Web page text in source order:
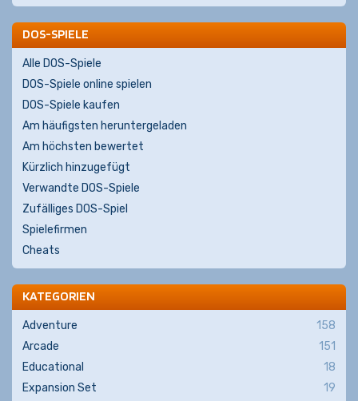
DOS-SPIELE
Alle DOS-Spiele
DOS-Spiele online spielen
DOS-Spiele kaufen
Am häufigsten heruntergeladen
Am höchsten bewertet
Kürzlich hinzugefügt
Verwandte DOS-Spiele
Zufälliges DOS-Spiel
Spielefirmen
Cheats
KATEGORIEN
Adventure
158
Arcade
151
Educational
18
Expansion Set
19